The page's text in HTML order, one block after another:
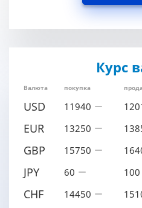
Курс
Валюта покупка
USD 11940
EUR 13250
GBP 15750
JPY 60 100
CHF 14450